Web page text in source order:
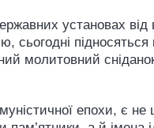
установах
молитовний
епохи, є